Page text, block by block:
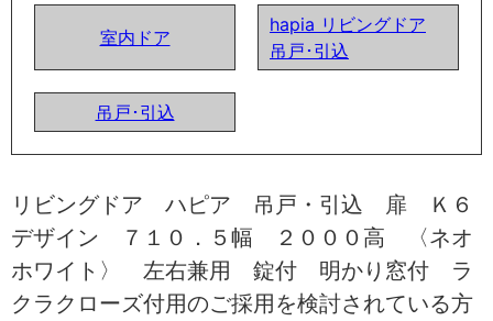
室内ドア
hapia リビングドア
吊戸･引込
吊戸･引込
リビングドア ハピア 吊戸・引込 扉 Ｋ６
デザイン ７１０．５幅 ２０００高 〈ネオ
ホワイト〉 左右兼用 錠付 明かり窓付 ラ
クラクローズ付用のご採用を検討されている方